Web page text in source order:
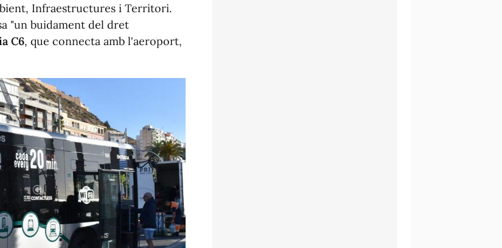
Infraestructures i Territori.
"un buidament del dret
C6, que connecta amb l'aeroport,